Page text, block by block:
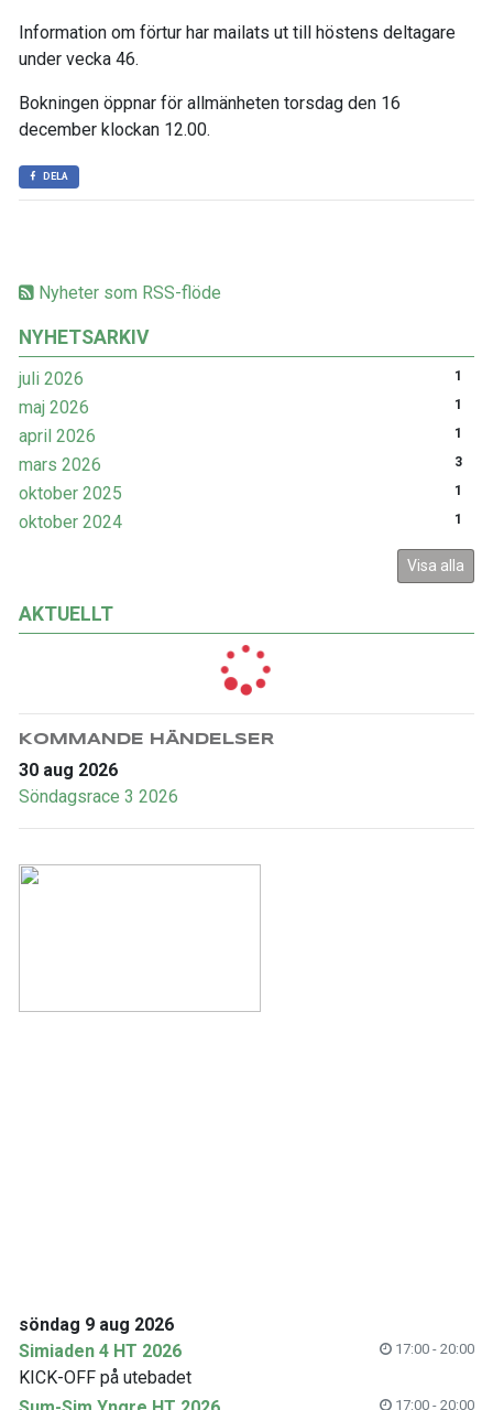
Nyheter som RSS-flöde
NYHETSARKIV
juli 2026 1
maj 2026 1
april 2026 1
mars 2026 3
oktober 2025 1
oktober 2024 1
Visa alla
AKTUELLT
KOMMANDE HÄNDELSER
30 aug 2026
Söndagsrace 3 2026
Information om förtur har mailats ut till höstens deltagare
under vecka 46.
Bokningen öppnar för allmänheten torsdag den 16
december klockan 12.00.
DELA
söndag 9 aug 2026
Simiaden 4 HT 2026
17:00 - 20:00
KICK-OFF på utebadet
17:00 - 20:00